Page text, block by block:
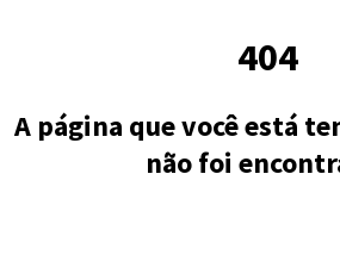
404
A página que você está
não foi